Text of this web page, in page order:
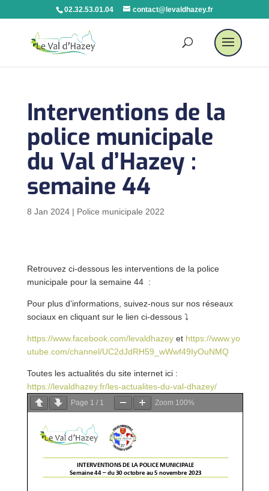
02.32.53.01.04 contact@levaldhazey.fr
Interventions de la
police municipale
du Val d’Hazey :
semaine 44
8 Jan 2024| Police municipale 2022
Retrouvez ci-dessous les interventions de la police
municipale pour la semaine 44 :
Pour plus d’informations, suivez-nous sur nos réseaux
sociaux en cliquant sur le lien ci-dessous ⤵
https://www.facebook.com/levaldhazeyet https://www.yo
utube.com/channel/UC2dJdRH59_wWwf49IyOuNMQ
Toutes les actualités du site internet ici :
https://levaldhazey.fr/les-actualites-du-val-dhazey/
Page 1 / 1 Zoom 100%